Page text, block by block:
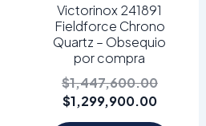
Victorinox 241891
Fieldforce Chrono
Quartz – Obsequio
por compra
$1,447,600.00
$1,299,900.00